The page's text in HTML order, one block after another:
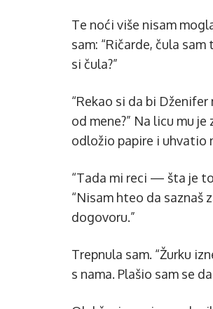
Te noći više nisam
sam: “Ričarde, čula
si čula?”
“Rekao si da bi
od mene?” Na licu mu
odložio papire i uhvatio
“Tada mi reci — šta je
“Nisam hteo da saznaš
dogovoru.”
Trepnula sam. “Žurku
s nama. Plašio sam se